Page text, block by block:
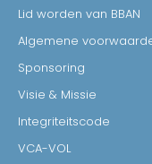
Lid worden van BBAN
Algemene
Sponsoring
Visie & Missie
Integriteitscode
VCA-VOL